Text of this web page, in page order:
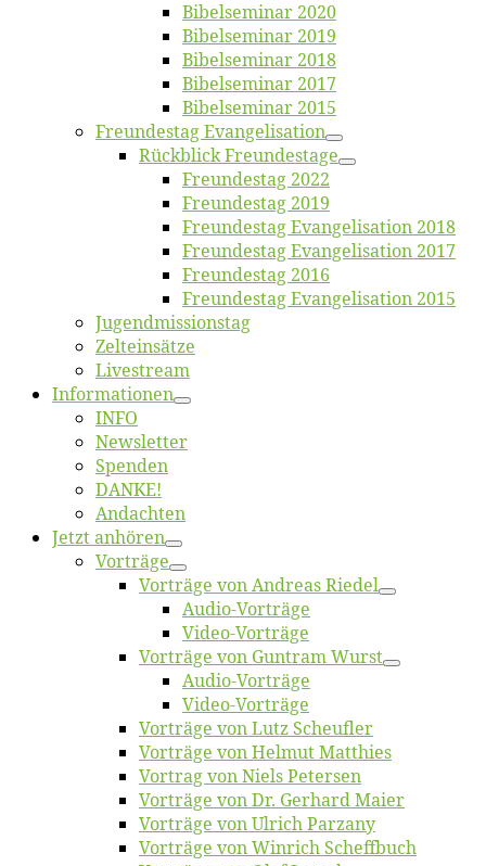
Bi­bel­se­mi­nar 2020
Bi­bel­se­mi­nar 2019
Bi­bel­se­mi­nar 2018
Bibelsemi­nar 2017
Bibelsemi­nar 2015
Freun­des­tag Evangelisation
Rück­blick Freundestage
Freun­des­tag 2022
Freun­des­tag 2019
Freun­des­tag Evan­ge­li­sa­ti­on 2018
Freun­des­tag Evan­ge­li­sa­ti­on 2017
Freun­des­tag 2016
Freun­des­tag Evan­ge­li­sa­ti­on 2015
Jugend­mis­sions­tag
Zelt­ein­sät­ze
Live­stream
Informatio­nen
INFO
News­let­ter
Spen­den
DANKE!
An­dach­ten
Jetzt an­hö­ren
Vor­trä­ge
Vor­trä­ge von An­dre­as Riedel
Au­dio-Vor­trä­ge
Vi­deo-Vor­trä­ge
Vor­trä­ge von Gun­tram Wurst
Au­dio-Vor­trä­ge
Vi­deo-Vor­trä­ge
Vor­trä­ge von Lutz Scheufler
Vor­trä­ge von Hel­mut Matthies
Vor­trag von Niels Petersen
Vor­trä­ge von Dr. Ger­hard Maier
Vor­trä­ge von Ul­rich Parzany
Vor­trä­ge von Win­rich Scheffbuch